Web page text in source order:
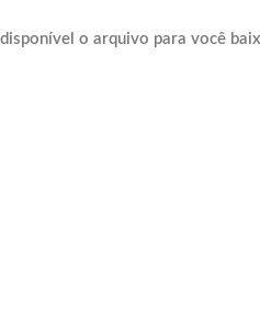
o arquivo para você